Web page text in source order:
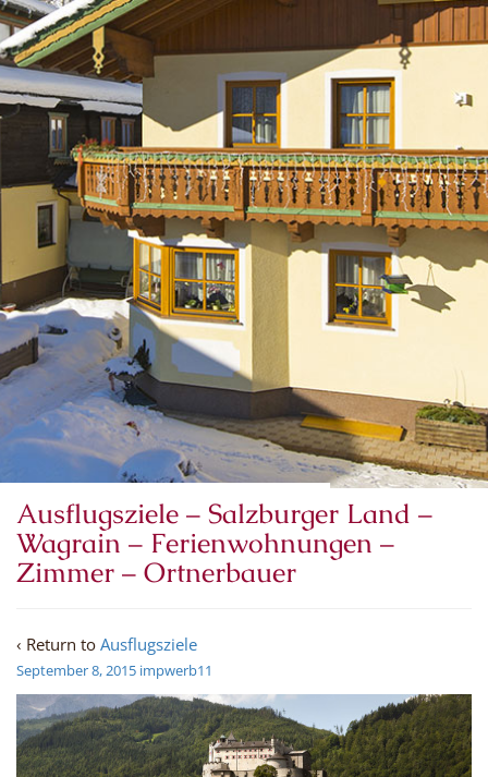
Ausflugsziele – Salzburger Land –
Wagrain – Ferienwohnungen –
Zimmer – Ortnerbauer
‹ Return to Ausflugsziele
September 8, 2015 impwerb11